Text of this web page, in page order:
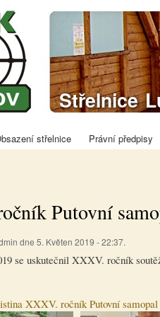
Sportovně
střelecký
Střelnice
střelnice Právní předpisy
Putovní
dne 5. Květen 2019 - 22:37.
se uskutečnil XXXV. ročník
XXXV. ročník Putovní samopal